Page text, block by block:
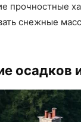
прочностные
снежные
осадков